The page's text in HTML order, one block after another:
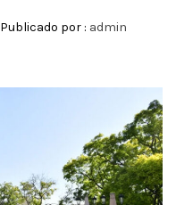
Publicado por : admin